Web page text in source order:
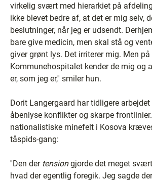
virkelig svært med hierarkiet på
ikke blevet bedre af, at det er mig selv,
beslutninger, når jeg er udsendt.
bare give medicin, men skal stå og
giver grønt lys. Det irriterer mig. Men på
Kommunehospitalet kender de mig og
er, som jeg er,'' smiler hun.
Dorit Langergaard har tidligere
åbenlyse konflikter og skarpe
nationalistiske minefelt i Kosova
tåspids-gang:
''Den der tensiongjorde det meget
hvad der egentlig foregik. Jeg sagde